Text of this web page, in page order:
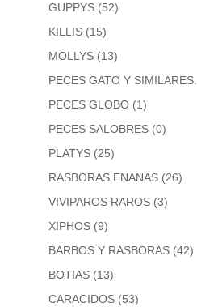
GUPPYS (52)
KILLIS (15)
MOLLYS (13)
PECES GATO Y SIMILARES.
PECES GLOBO (1)
PECES SALOBRES (0)
PLATYS (25)
RASBORAS ENANAS (26)
VIVIPAROS RAROS (3)
XIPHOS (9)
BARBOS Y RASBORAS (42)
BOTIAS (13)
CARACIDOS (53)